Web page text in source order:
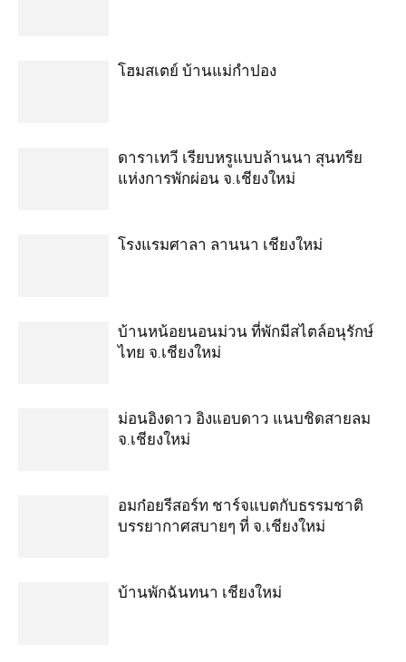
โฮมสเตย์ บ้านแม่กำปอง
ดาราเทวี เรียบหรูแบบล้านนา สุนทรีย
แห่งการพักผ่อน จ.เชียงใหม่
โรงแรมศาลา ลานนา เชียงใหม่
บ้านหน้อยนอนม่วน ที่พักมีสไตล์อนุรักษ์
ไทย จ.เชียงใหม่
ม่อนอิงดาว อิงแอบดาว แนบชิดสายลม
จ.เชียงใหม่
อมก๋อยรีสอร์ท ชาร์จแบตกับธรรมชาติ
บรรยากาศสบายๆ ที่ จ.เชียงใหม่
บ้านพักฉันทนา เชียงใหม่